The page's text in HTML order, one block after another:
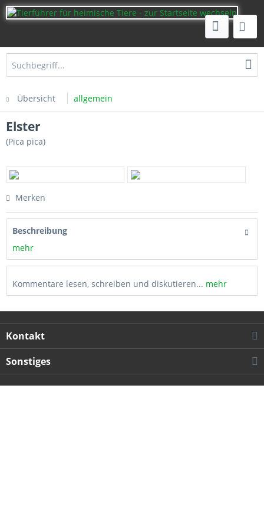
Übersicht allgemein
Elster
(Pica pica)
Merken
Beschreibung
mehr
Kommentare lesen, schreiben und diskutieren... mehr
Kontakt
Sonstiges